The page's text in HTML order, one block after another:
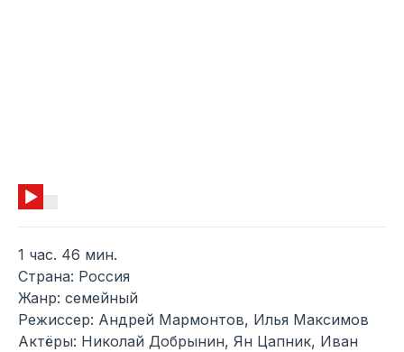
1 час. 46 мин.
Страна: Россия
Жанр: семейный
Режиссер: Андрей Мармонтов, Илья Максимов
Актёры: Николай Добрынин, Ян Цапник, Иван